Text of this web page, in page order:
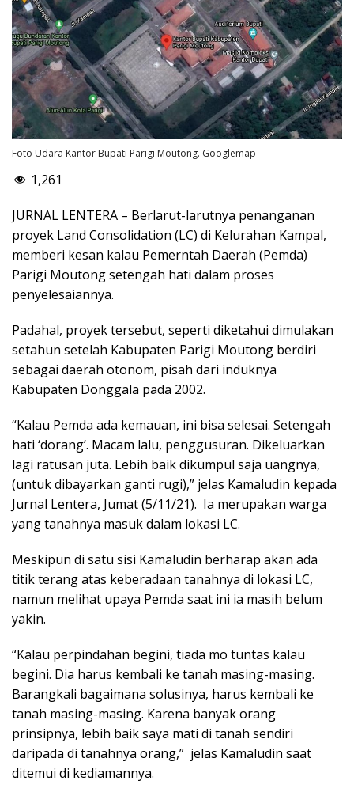
Foto Udara Kantor Bupati Parigi Moutong. Googlemap
1,261
JURNAL LENTERA – Berlarut-larutnya penanganan
proyek Land Consolidation (LC) di Kelurahan Kampal,
memberi kesan kalau Pemerntah Daerah (Pemda)
Parigi Moutong setengah hati dalam proses
penyelesaiannya.
Padahal, proyek tersebut, seperti diketahui dimulakan
setahun setelah Kabupaten Parigi Moutong berdiri
sebagai daerah otonom, pisah dari induknya
Kabupaten Donggala pada 2002.
“Kalau Pemda ada kemauan, ini bisa selesai. Setengah
hati ‘dorang’. Macam lalu, penggusuran. Dikeluarkan
lagi ratusan juta. Lebih baik dikumpul saja uangnya,
(untuk dibayarkan ganti rugi),” jelas Kamaludin kepada
Jurnal Lentera, Jumat (5/11/21). Ia merupakan warga
yang tanahnya masuk dalam lokasi LC.
Meskipun di satu sisi Kamaludin berharap akan ada
titik terang atas keberadaan tanahnya di lokasi LC,
namun melihat upaya Pemda saat ini ia masih belum
yakin.
“Kalau perpindahan begini, tiada mo tuntas kalau
begini. Dia harus kembali ke tanah masing-masing.
Barangkali bagaimana solusinya, harus kembali ke
tanah masing-masing. Karena banyak orang
prinsipnya, lebih baik saya mati di tanah sendiri
daripada di tanahnya orang,” jelas Kamaludin saat
ditemui di kediamannya.